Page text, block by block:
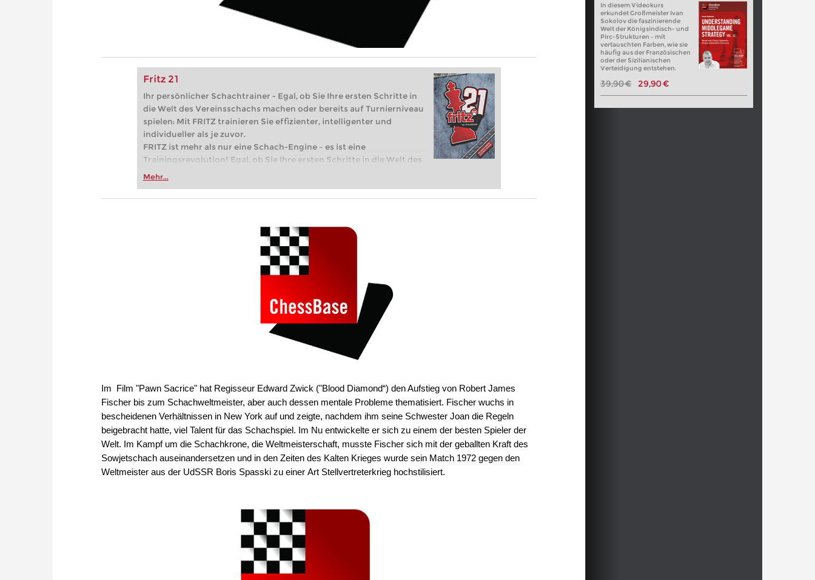
Fritz 21
Ihr persönlicher Schachtrainer - Egal, ob Sie Ihre ersten Schritte in
die Welt des Vereinsschachs machen oder bereits auf Turnierniveau
spielen: Mit FRITZ trainieren Sie effizienter, intelligenter und
individueller als je zuvor.
FRITZ ist mehr als nur eine Schach-Engine – es ist eine
Trainingsrevolution! Egal, ob Sie Ihre ersten Schritte in die Welt des
Vereinsschachs machen oder bereits auf Turnierniveau spielen: Mit
zuvor.
Mehr...
In diesem Videokurs
erkundet Großmeister Ivan
Sokolov die faszinierende
Welt der Königsindisch- und
Pirc-Strukturen – mit
vertauschten Farben, wie sie
häufig aus der Französischen
oder der Sizilianischen
Verteidigung entstehen.
39,90 € 29,90 €
Im Film "Pawn Sacrice" hat Regisseur Edward Zwick ("Blood Diamond“) den Aufstieg von Robert James
Fischer bis zum Schachweltmeister, aber auch dessen mentale Probleme thematisiert. Fischer wuchs in
bescheidenen Verhältnissen in New York auf und zeigte, nachdem ihm seine Schwester Joan die Regeln
beigebracht hatte, viel Talent für das Schachspiel. Im Nu entwickelte er sich zu einem der besten Spieler der
Welt. Im Kampf um die Schachkrone, die Weltmeisterschaft, musste Fischer sich mit der geballten Kraft des
Sowjetschach auseinandersetzen und in den Zeiten des Kalten Krieges wurde sein Match 1972 gegen den
Weltmeister aus der UdSSR Boris Spasski zu einer Art Stellvertreterkrieg hochstilisiert.